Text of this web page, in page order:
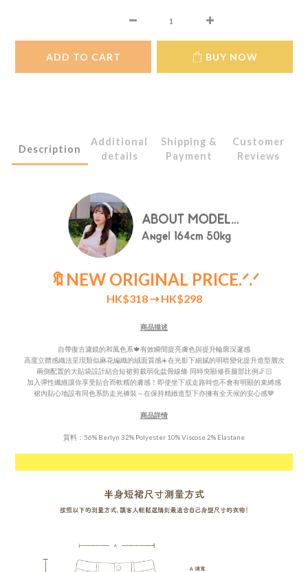
ADD TO CART BUY NOW
Description
Additional
details
Shipping &
Payment
Customer
Reviews
🔖NEW ORIGINAL PRICE.ᐟ.ᐟ
HK$318 ⇢ HK$298
商品描述
自帶復古濾鏡的和風色系🍁有效瞬間提亮膚色與提升輪廓深邃感
高度立體感織法呈現類似麻花編織的絨面質感☀️在光影下細膩的明暗變化提升造型層次
兩側配置的大貼袋設計結合短裙剪裁弱化盆骨線條 同時突顯修長腿部比例🦵🏻
加入彈性纖維讓你享受貼合而軟糯的膚感！即使坐下或走路時也不會有明顯的束縛感
裙內貼心地設有同色系防走光褲裝～在保持精緻造型下亦擁有全天候的安心感🤎
商品詳情
質料：56% Berlyn 32% Polyester 10% Viscose 2% Elastane